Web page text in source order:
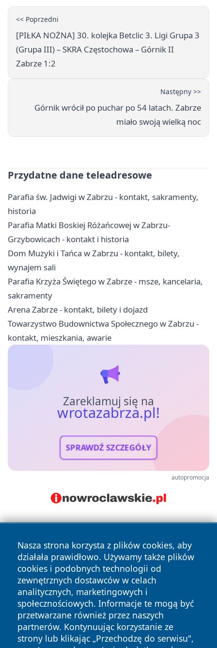
<< Poprzedni
[PIŁKA NOŻNA] 30. kolejka Betclic 3. Ligi Grupa 3
(Grupa III) – SKRA Częstochowa – Górnik II
Zabrze 1:2
Następny >>
Górnik wrócił po puchar po 54 latach. Zabrze
miało swoją wielką noc
Przydatne dane teleadresowe
Parafia św. Jadwigi w Zabrzu - kontakt, sakramenty,
historia
Parafia Matki Boskiej Różańcowej w Zabrzu-
Grzybowicach - kontakt i historia
Dom Muzyki i Tańca w Zabrzu - kontakt, bilety,
wynajem sali
Parafia Krzyża Świętego w Zabrze - msze, kancelaria,
sakramenty
Arena Zabrze - kontakt, bilety i dojazd
Towarzystwo Budownictwa Społecznego w Zabrzu -
kontakt, mieszkania, awarie
Zareklamuj się na
wrotazabrza.pl!
SPRAWDŹ SZCZEGÓŁY
autopromocja
Nasza strona korzysta z plików cookies, aby
działała prawidłowo. Używamy także plików
cookies i podobnych technologii od
zewnętrznych dostawców w celach
analitycznych, marketingowych i
społecznościowych. Informacje te mogą być
przetwarzane również przez naszych
partnerów. Kontynuując korzystanie ze
strony lub klikając „Przechodzę do serwisu",
Copyright © 2026 wrotazabrza.pl Wszystkie prawa
zastrzeżone.
News Autorzy
Polityka
Prywatności
Polityka
Cookies